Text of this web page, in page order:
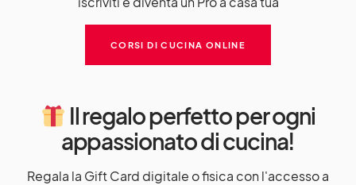
CORSI DI CUCINA ONLINE
Il regalo perfetto per ogni
appassionato di cucina!
Regala la Gift Card digitale o fisica con l'accesso a